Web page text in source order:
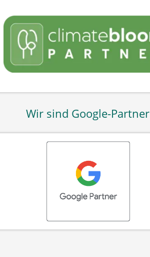
Wir sind Google-Partner